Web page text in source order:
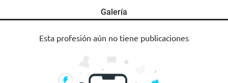
Galería
Esta profesión aún no tiene publicaciones